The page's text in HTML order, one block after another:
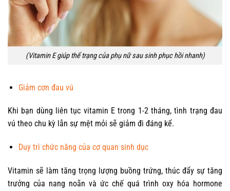
(Vitamin E giúp thể trạng của phụ nữ sau sinh phục hồi nhanh)
Giảm cơn đau vú
Khi bạn dùng liên tục vitamin E trong 1-2 tháng, tình trạng đau
vú theo chu kỳ lẫn sự mệt mỏi sẽ giảm đi đáng kể.
Duy trì chức năng của cơ quan sinh dục
Vitamin sẽ làm tăng trọng lượng buồng trứng, thúc đẩy sự tăng
trưởng của nang noãn và ức chế quá trình oxy hóa hormone